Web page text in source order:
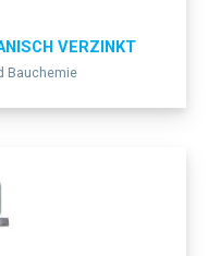
VERZINKT
Bauchemie